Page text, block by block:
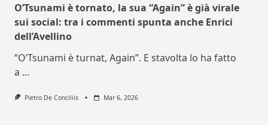
O’Tsunami è tornato, la sua “Again” è già virale
sui social: tra i commenti spunta anche Enrici
dell’Avellino
“O’Tsunami è turnat, Again”. E stavolta lo ha fatto
a ...
Pietro De Conciliis Mar 6, 2026